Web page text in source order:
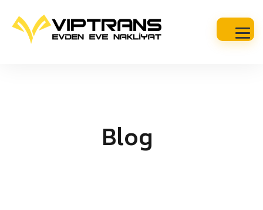
Blog